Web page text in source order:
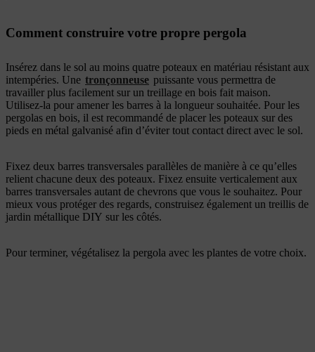
Comment construire votre propre pergola
Insérez dans le sol au moins quatre poteaux en matériau résistant aux
intempéries. Une tronçonneuse puissante vous permettra de
travailler plus facilement sur un treillage en bois fait maison.
Utilisez-la pour amener les barres à la longueur souhaitée. Pour les
pergolas en bois, il est recommandé de placer les poteaux sur des
pieds en métal galvanisé afin d’éviter tout contact direct avec le sol.
Fixez deux barres transversales parallèles de manière à ce qu’elles
relient chacune deux des poteaux. Fixez ensuite verticalement aux
barres transversales autant de chevrons que vous le souhaitez. Pour
mieux vous protéger des regards, construisez également un treillis de
jardin métallique DIY sur les côtés.
Pour terminer, végétalisez la pergola avec les plantes de votre choix.